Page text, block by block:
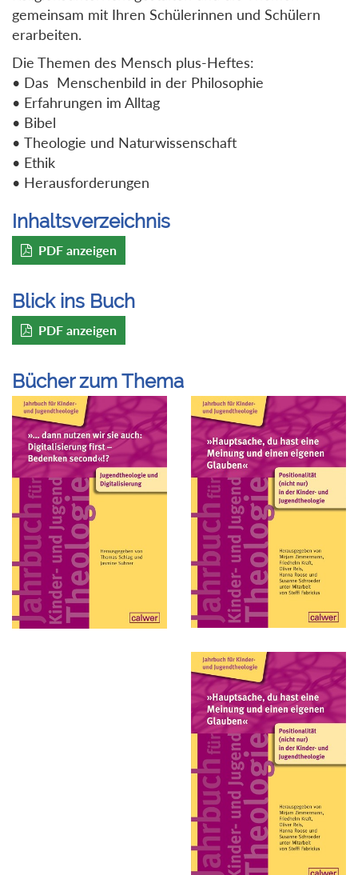
gemeinsam mit Ihren Schülerinnen und Schülern
erarbeiten.
Die Themen des Mensch plus-Heftes:
• Das Menschenbild in der Philosophie
• Erfahrungen im Alltag
• Bibel
• Theologie und Naturwissenschaft
• Ethik
• Herausforderungen
Inhaltsverzeichnis
PDF anzeigen
Blick ins Buch
PDF anzeigen
Bücher zum Thema